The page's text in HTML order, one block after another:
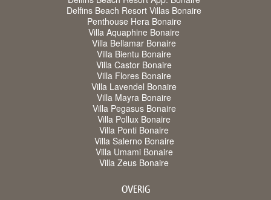
Delfins Beach Resort Villas Bonaire
Penthouse Hera Bonaire
Villa Aquaphine Bonaire
Villa Bellamar Bonaire
Villa Bientu Bonaire
Villa Castor Bonaire
Villa Flores Bonaire
Villa Lavendel Bonaire
Villa Mayra Bonaire
Villa Pegasus Bonaire
Villa Pollux Bonaire
Villa Ponti Bonaire
Villa Salerno Bonaire
Villa Umami Bonaire
Villa Zeus Bonaire
OVERIG